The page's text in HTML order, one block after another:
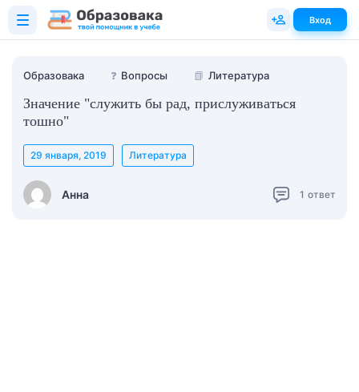
Образовака ❓ Вопросы 📗 Литература
Значение "служить бы рад, прислуживаться
тошно"
Анна
29 января, 2019 Литература
1 ответ
Вход